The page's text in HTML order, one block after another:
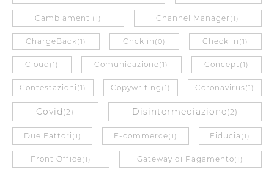
Cambiamenti (1) Channel Manager (1)
ChargeBack(1) Chck in (0) Check in (1)
Cloud (1) Comunicazione(1) Concept (1)
Contestazioni (1) Copywriting (1) Coronavirus(1)
Covid (2) Disintermediazione(2)
Due Fattori (1) E-commerce(1) Fiducia (1)
Front Office(1) Gateway di Pagamento(1)